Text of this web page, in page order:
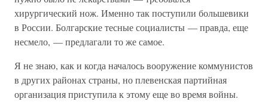
хирургический нож. Именно так поступили большевики
в России. Болгарские тесные социалисты — правда, еще
несмело, — предлагали то же самое.
Я не знаю, как и когда началось вооружение коммунистов
в других районах страны, но плевенская партийная
организация приступила к этому еще во время войны.